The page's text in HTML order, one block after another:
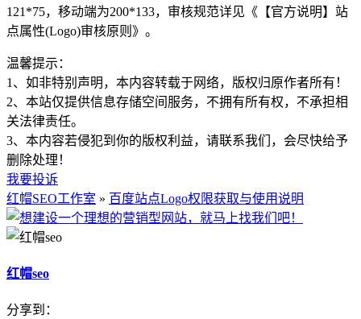
121*75，移动端为200*133，审核规范详见《【官方说明】站
点属性(Logo)审核原则》。
温馨提示：
1、如非特别声明，本内容转载于网络，版权归原作者所有！
2、本站仅提供信息存储空间服务，不拥有所有权，不承担相
关法律责任。
3、本内容若侵犯到你的版权利益，请联系我们，会尽快给予
删除处理！
我要投诉
红帽SEO工作室 » 百度站点Logo权限获取与使用说明
红帽seo
分享到：